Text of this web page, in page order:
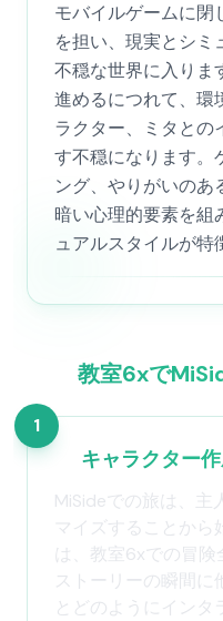
モバイルゲームに閉
を担い、現実とシミ
不穏な世界に入りま
進めるにつれて、環
ラクター、ミタとの
す不穏になります。
ング、やりがいのあ
暗い心理的要素を組
ュアルスタイルが特
教室6xで
1
キャラクター
MiSideでの旅は、主
マイズすることか
は、教室6xでの冒
ストーリーの瞬間に
とどのようにインタ